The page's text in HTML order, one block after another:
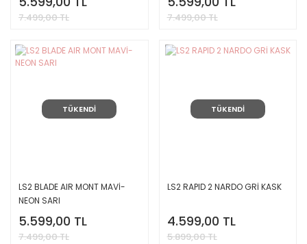
7.499,00 TL 7.499,00 TL
TÜKENDİ
LS2 BLADE AIR MONT MAVİ-
NEON SARI
5.599,00 TL
7.499,00 TL
TÜKENDİ
LS2 RAPID 2 NARDO GRİ KASK
4.599,00 TL
5.899,00 TL